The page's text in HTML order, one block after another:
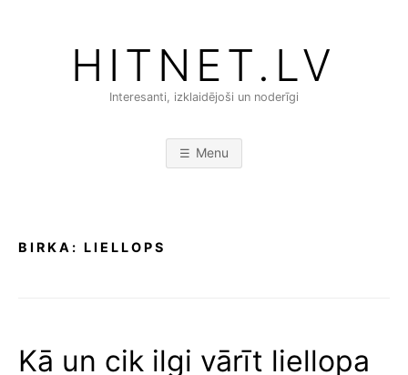
HITNET.LV
Interesanti, izklaidējoši un noderīgi
Menu
BIRKA: LIELLOPS
Kā un cik ilgi vārīt liellopa